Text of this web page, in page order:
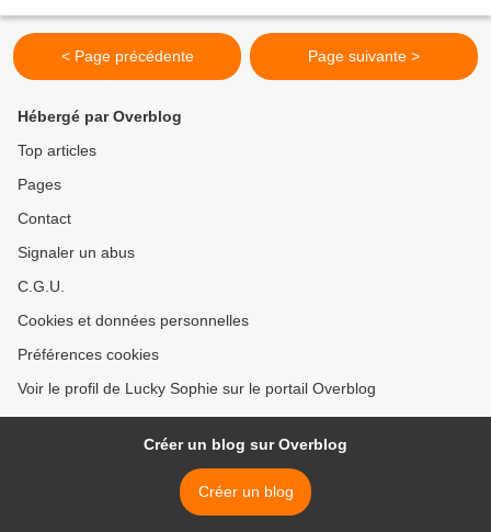
< Page précédente Page suivante >
Hébergé par Overblog
Top articles
Pages
Contact
Signaler un abus
C.G.U.
Cookies et données personnelles
Préférences cookies
Voir le profil de Lucky Sophie sur le portail Overblog
Créer un blog sur Overblog
Créer un blog